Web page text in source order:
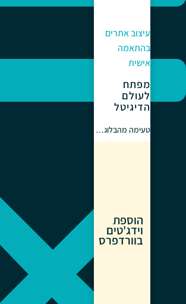
עיצוב אתרים
בהתאמה
אישית
מפתח
לעולם
הדיגיטל
טעימה מהבלוג…
הוספת
וידג'טים
בוורדפרס